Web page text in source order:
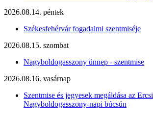
2026.08.14. péntek
Székesfehérvár fogadalmi szentmiséje
2026.08.15. szombat
Nagyboldogasszony ünnep - szentmise
2026.08.16. vasárnap
Szentmise és jegyesek megáldása az Ercsi
Nagyboldogasszony-napi búcsún